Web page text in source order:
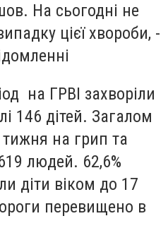
На сьогодні не
цієї хвороби, -
на ГРВІ захворіли
146 дітей. Загалом
на грип та
людей. 62,6%
діти віком до 17
перевищено в